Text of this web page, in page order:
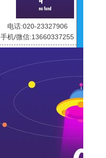
电话:020-23327906
手机/微信:13660337255